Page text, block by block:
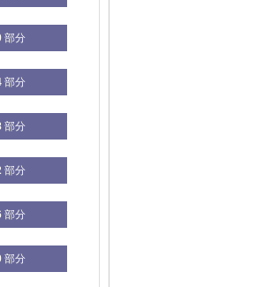
部分
部分
部分
部分
部分
部分